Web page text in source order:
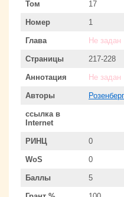
Том 17
Номер 1
Глава Не задан
Страницы 217-228
Аннотация Не задан
Авторы
ссылка в
Internet
РИНЦ 0
WoS 0
Баллы 5